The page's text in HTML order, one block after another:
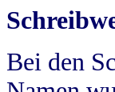
Bei den